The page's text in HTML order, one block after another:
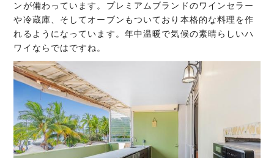
ンが備わっています。プレミアムブランドのワインセラー
や冷蔵庫、そしてオーブンもついており本格的な料理を作
れるようになっています。年中温暖で気候の素晴らしいハ
ワイならではですね。